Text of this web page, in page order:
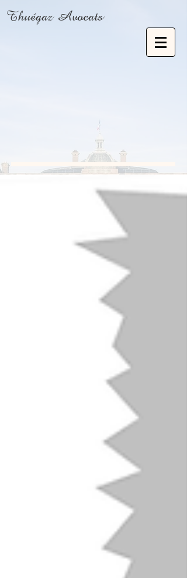
Thuégaz Avocats